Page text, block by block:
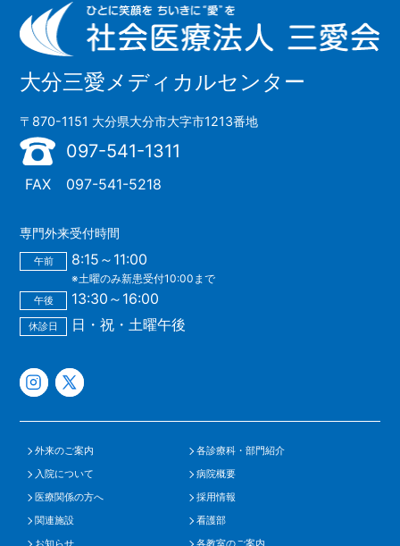
大分三愛メディカルセンター
〒870-1151 大分県大分市大字市1213番地
097-541-1311
FAX 097-541-5218
専門外来受付時間
午前 8:15～11:00
※土曜のみ新患受付10:00まで
午後 13:30～16:00
休診日 日・祝・土曜午後
外来のご案内
各診療科・部門紹介
入院について
病院概要
医療関係の方へ
採用情報
関連施設
看護部